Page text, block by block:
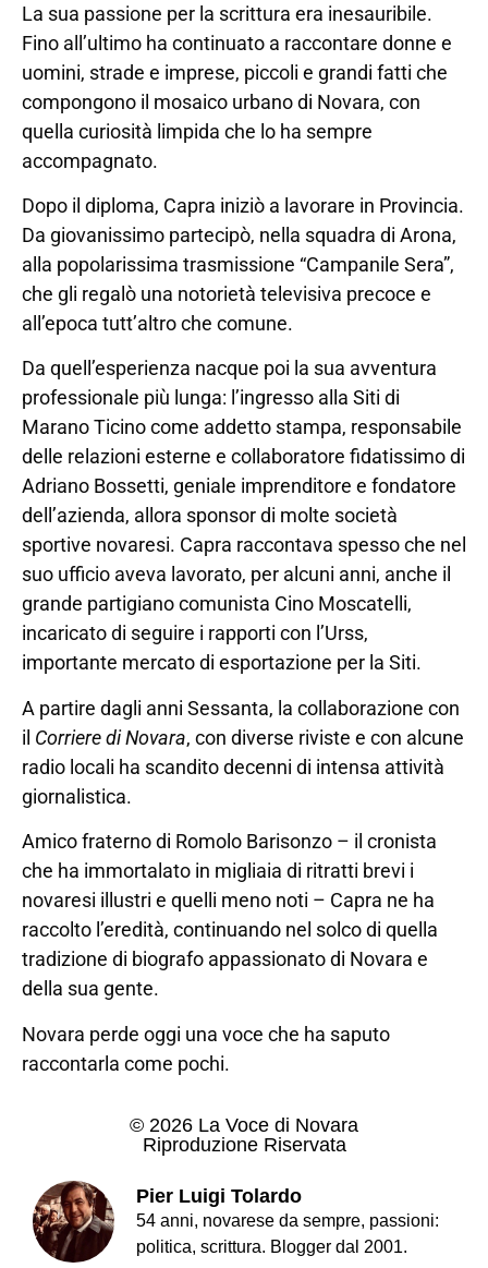
La sua passione per la scrittura era inesauribile.
Fino all’ultimo ha continuato a raccontare donne e
uomini, strade e imprese, piccoli e grandi fatti che
compongono il mosaico urbano di Novara, con
quella curiosità limpida che lo ha sempre
accompagnato.
Dopo il diploma, Capra iniziò a lavorare in Provincia.
Da giovanissimo partecipò, nella squadra di Arona,
alla popolarissima trasmissione “Campanile Sera”,
che gli regalò una notorietà televisiva precoce e
all’epoca tutt’altro che comune.
Da quell’esperienza nacque poi la sua avventura
professionale più lunga: l’ingresso alla Siti di
Marano Ticino come addetto stampa, responsabile
delle relazioni esterne e collaboratore fidatissimo di
Adriano Bossetti, geniale imprenditore e fondatore
dell’azienda, allora sponsor di molte società
sportive novaresi. Capra raccontava spesso che nel
suo ufficio aveva lavorato, per alcuni anni, anche il
grande partigiano comunista Cino Moscatelli,
incaricato di seguire i rapporti con l’Urss,
importante mercato di esportazione per la Siti.
A partire dagli anni Sessanta, la collaborazione con
il Corriere di Novara, con diverse riviste e con alcune
radio locali ha scandito decenni di intensa attività
giornalistica.
Amico fraterno di Romolo Barisonzo – il cronista
che ha immortalato in migliaia di ritratti brevi i
novaresi illustri e quelli meno noti – Capra ne ha
raccolto l’eredità, continuando nel solco di quella
tradizione di biografo appassionato di Novara e
della sua gente.
Novara perde oggi una voce che ha saputo
raccontarla come pochi.
© 2026 La Voce di Novara
Riproduzione Riservata
Pier Luigi Tolardo
54 anni, novarese da sempre, passioni:
politica, scrittura. Blogger dal 2001.